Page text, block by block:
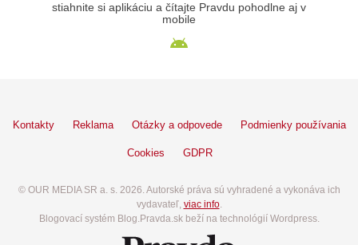
stiahnite si aplikáciu a čítajte Pravdu pohodlne aj v
mobile
Kontakty Reklama Otázky a odpovede Podmienky používania
Cookies GDPR
© OUR MEDIA SR a. s. 2026. Autorské práva sú vyhradené a vykonáva ich
vydavateľ, viac info.
Blogovací systém Blog.Pravda.sk beží na technológií Wordpress.